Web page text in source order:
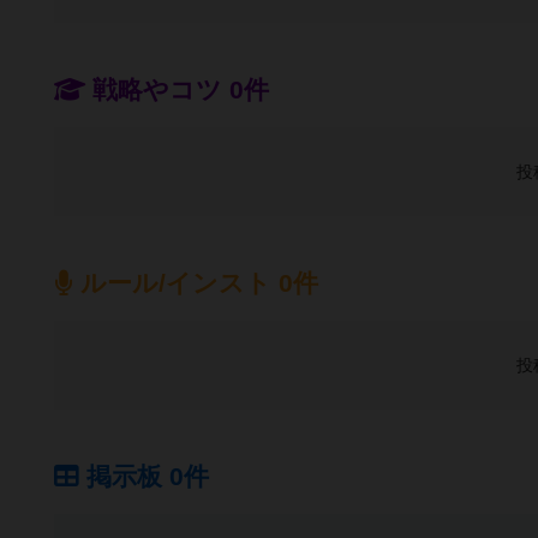
戦略やコツ 0件
投
ルール/インスト 0件
投
掲示板 0件